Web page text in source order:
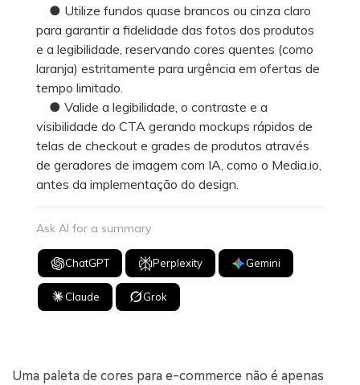
● Utilize fundos quase brancos ou cinza claro
para garantir a fidelidade das fotos dos produtos
e a legibilidade, reservando cores quentes (como
laranja) estritamente para urgência em ofertas de
tempo limitado.
● Valide a legibilidade, o contraste e a
visibilidade do CTA gerando mockups rápidos de
telas de checkout e grades de produtos através
de geradores de imagem com IA, como o Media.io,
antes da implementação do design.
Ask AI for a summary
ChatGPT Perplexity Gemini
Claude Grok
Uma paleta de cores para e-commerce não é apenas